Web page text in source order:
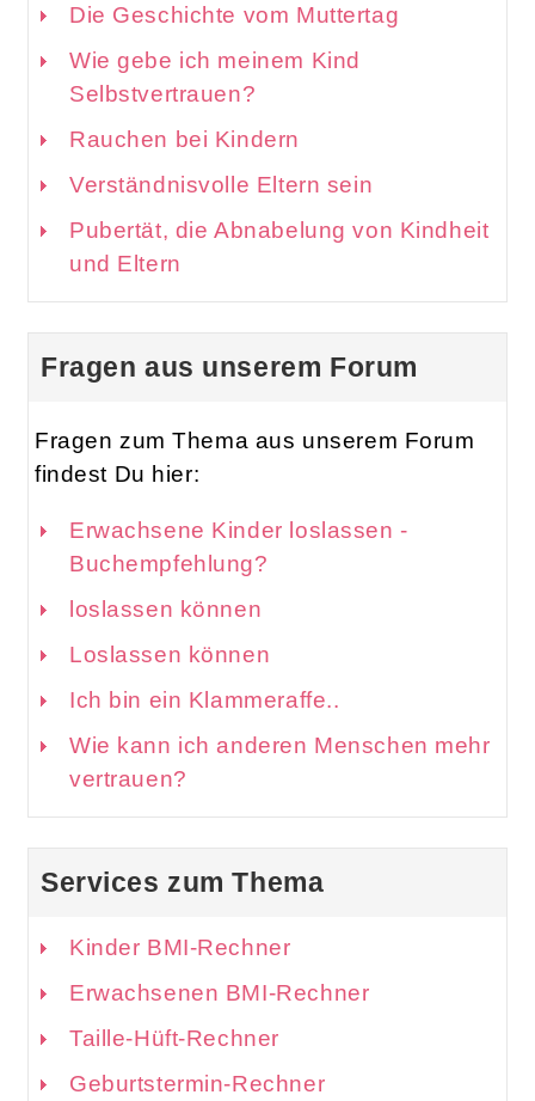
Die Geschichte vom Muttertag
Wie gebe ich meinem Kind
Selbstvertrauen?
Rauchen bei Kindern
Verständnisvolle Eltern sein
Pubertät, die Abnabelung von Kindheit
und Eltern
Fragen aus unserem Forum
Fragen zum Thema aus unserem Forum
findest Du hier:
Erwachsene Kinder loslassen -
Buchempfehlung?
loslassen können
Loslassen können
Ich bin ein Klammeraffe..
Wie kann ich anderen Menschen mehr
vertrauen?
Services zum Thema
Kinder BMI-Rechner
Erwachsenen BMI-Rechner
Taille-Hüft-Rechner
Geburtstermin-Rechner